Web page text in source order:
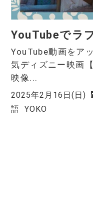
YouTubeでラ
YouTube動画をア
気ディズニー映画
映像...
2025年2月16日(日)
語
YOKO